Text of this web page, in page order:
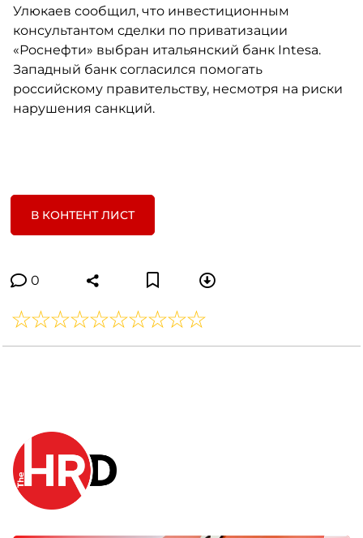
Улюкаев сообщил, что и​нвестиционным
консультантом сделки по приватизации
«Роснефти» выбран итальянский банк Intesa.
Западный банк согласился помогать
российскому правительству, несмотря на риски
нарушения санкций.
В КОНТЕНТ ЛИСТ
0